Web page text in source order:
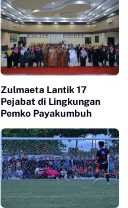
Zulmaeta Lantik 17
Pejabat di Lingkungan
Pemko Payakumbuh